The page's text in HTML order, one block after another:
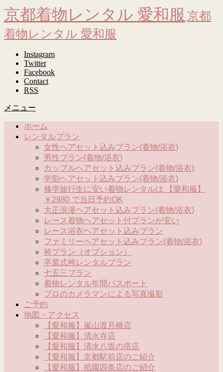
京都着物レンタル 愛和服 京都
着物レンタル 愛和服
Instagram
Twitter
Facebook
Contact
RSS
メニュー
ホーム
レンタルプラン
女性ヘアセット込みプラン(着物/浴衣)
男性プラン(着物/浴衣)
カップルヘアセット込みプラン(着物/浴衣)
学割ヘアセット込みプラン(着物/浴衣)
修学旅行生に安い着物レンタルは 【愛和服】
￥2980 で当日予約OK
大正浪漫ヘアセット込みプラン(着物/浴衣)
レース着物ヘアセット付プランが安い
レース浴衣ヘアセット込みプラン
ファミリーヘアセット込みプラン(着物/浴衣)
袴プラン（オプション）
卒業式袴レンタルプラン
七五三プラン
着物レンタル年間パスポート
プロのカメラマンによる写真撮影
ご予約
地図・アクセス
【愛和服】嵐山渡月橋店
【愛和服】清水寺店
【愛和服】清水八坂の塔店
【愛和服】京都駅前店のご紹介
【愛和服】祇園四条店のご紹介